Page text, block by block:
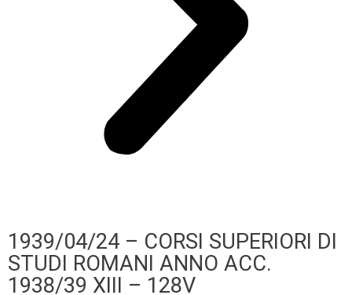
1939/04/24 – CORSI SUPERIORI DI
STUDI ROMANI ANNO ACC.
1938/39 XIII – 128V